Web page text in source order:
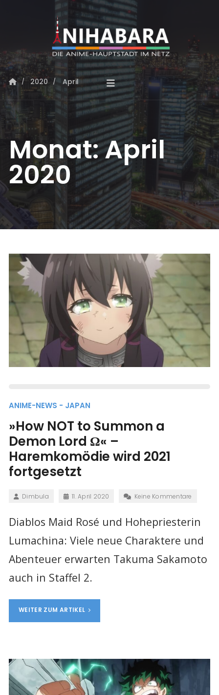
2020 April
Monat:April
2020
ANIME-NEWS - JAPAN
»How NOT to Summon a
Demon Lord Ω« –
Haremkomödie wird 2021
fortgesetzt
Dimbula 11. April 2020 Keine Kommentare
Diablos Maid Rosé und Hohepriesterin
Lumachina: Viele neue Charaktere und
Abenteuer erwarten Takuma Sakamoto
auch in Staffel 2.
WEITER ZUM ARTIKEL